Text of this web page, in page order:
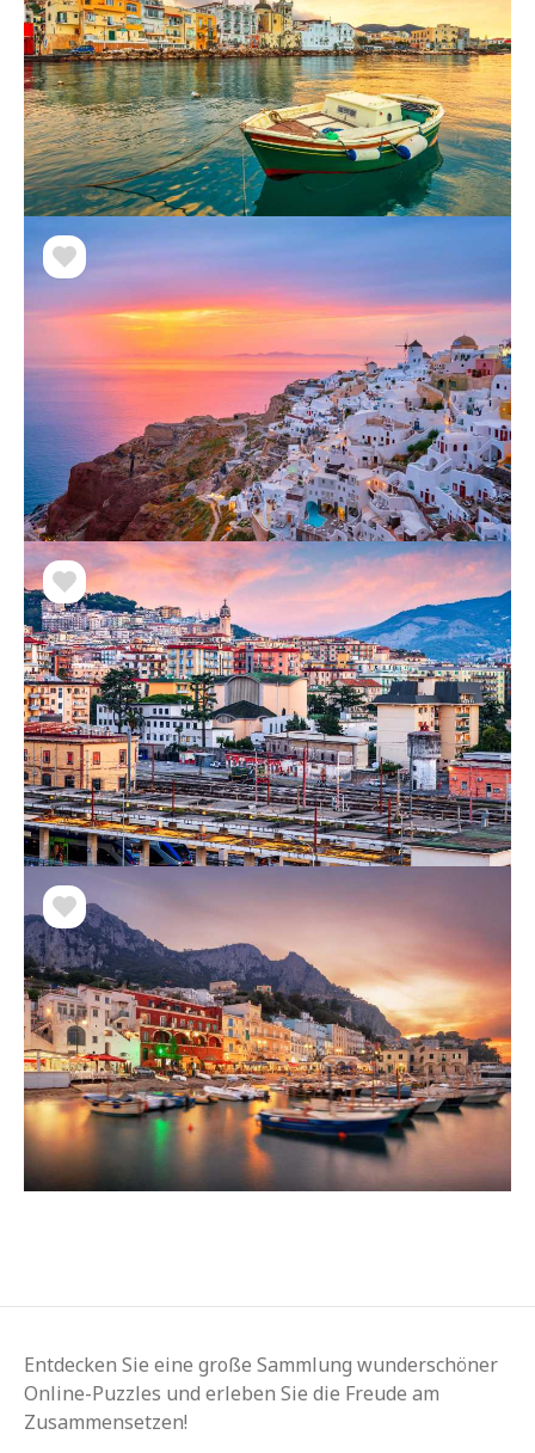
Entdecken Sie eine große Sammlung wunderschöner
Online-Puzzles und erleben Sie die Freude am
Zusammensetzen!